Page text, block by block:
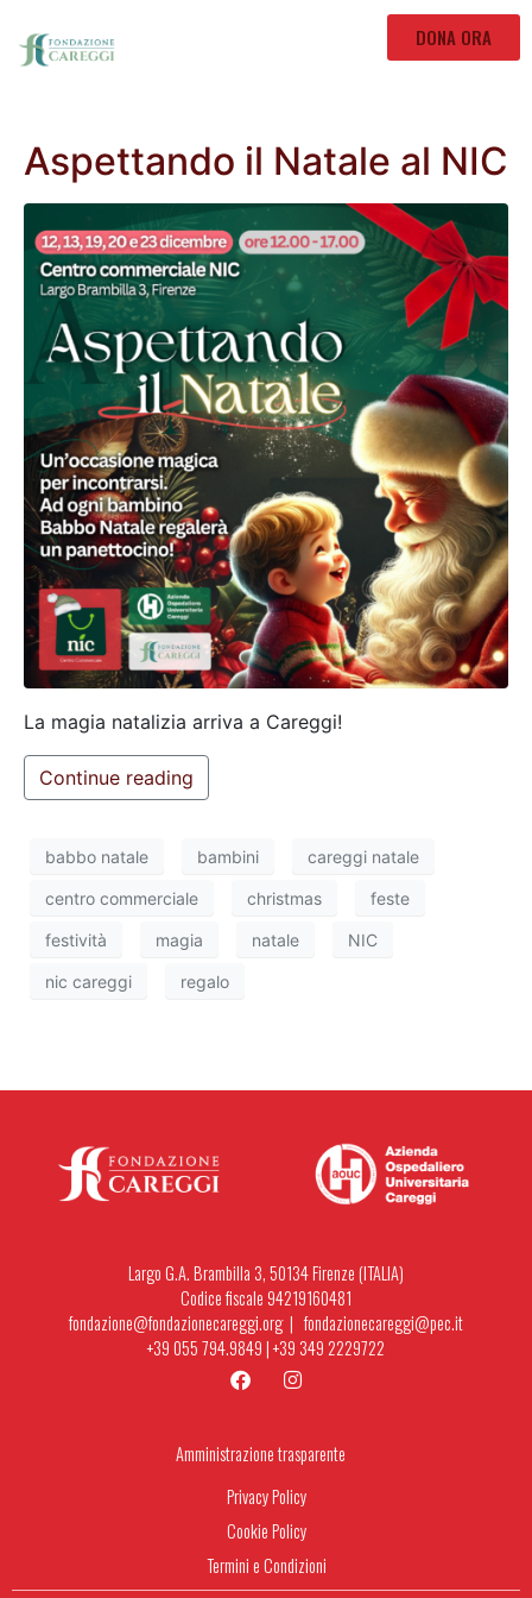
DONA ORA
Aspettando il Natale al NIC
La magia natalizia arriva a Careggi!
Continue reading
babbo natale bambini careggi natale
centro commerciale christmas feste
festività magia natale NIC
nic careggi regalo
Largo G.A. Brambilla 3, 50134 Firenze (ITALIA)
Codice fiscale 94219160481
fondazione@fondazionecareggi.org |fondazionecareggi@pec.it
+39 055 794.9849|+39 349 2229722
Amministrazione trasparente
Privacy Policy
Cookie Policy
Termini e Condizioni